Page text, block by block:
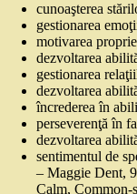
cunoaşterea
gestionarea
motivarea
dezvoltarea
gestionarea
dezvoltarea
încrederea în
perseverenţă în
dezvoltarea
sentimentul de
– Maggie Dent,
Calm,